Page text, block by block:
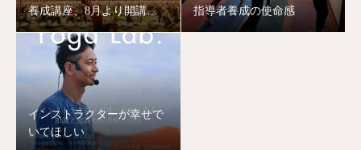
養成講座、8月より開講し
ます。
指導者養成の使命感
インストラクターが幸せで
いてほしい